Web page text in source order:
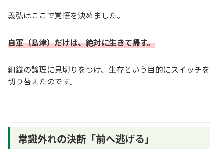
義弘はここで覚悟を決めました。
自軍（島津）だけは、絶対に生きて帰す。
組織の論理に見切りをつけ、生存という目的にスイッチを
切り替えたのです。
常識外れの決断「前へ逃げる」